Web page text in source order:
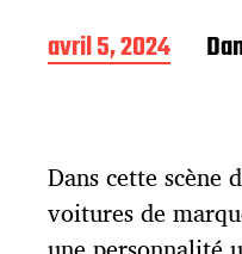
D
a
e
p
u
avril 5, 2024
Dans cette scène
voitures de